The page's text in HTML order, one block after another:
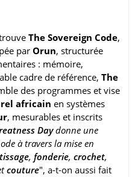
The Sovereign Code,
parOrun, structurée
: mémoire,
cadre de référence, The
des programmes et vise
africain en systèmes
, mesurables et inscrits
Daydonne une
à travers la mise en
tissage, fonderie, crochet,
couture", a-t-on aussi fait